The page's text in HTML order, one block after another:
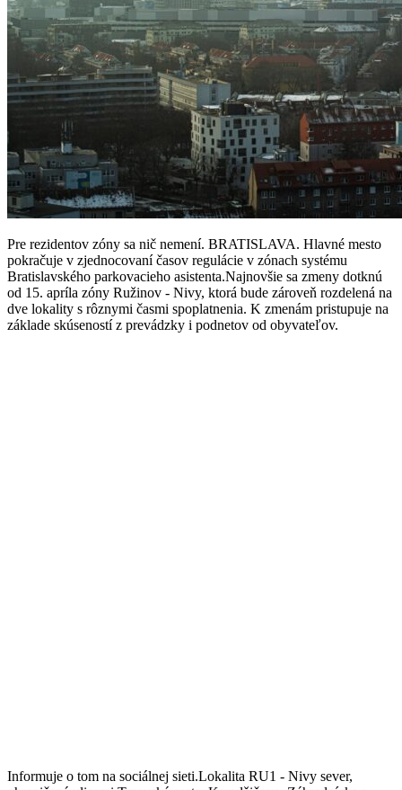
Pre rezidentov zóny sa nič nemení. BRATISLAVA. Hlavné mesto
pokračuje v zjednocovaní časov regulácie v zónach systému
Bratislavského parkovacieho asistenta.Najnovšie sa zmeny dotknú
od 15. apríla zóny Ružinov - Nivy, ktorá bude zároveň rozdelená na
dve lokality s rôznymi časmi spoplatnenia. K zmenám pristupuje na
základe skúseností z prevádzky i podnetov od obyvateľov.
Informuje o tom na sociálnej sieti.Lokalita RU1 - Nivy sever,